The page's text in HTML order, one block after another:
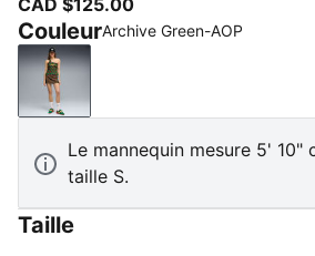
CAD $125.00
CouleurArchive Green-AOP
Archive Green-AOP
Le mannequin mesure 5' 10"
taille S.
Taille